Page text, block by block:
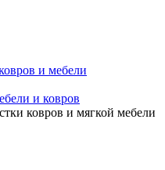
и мебели
и ковров
ковров и мягкой мебели